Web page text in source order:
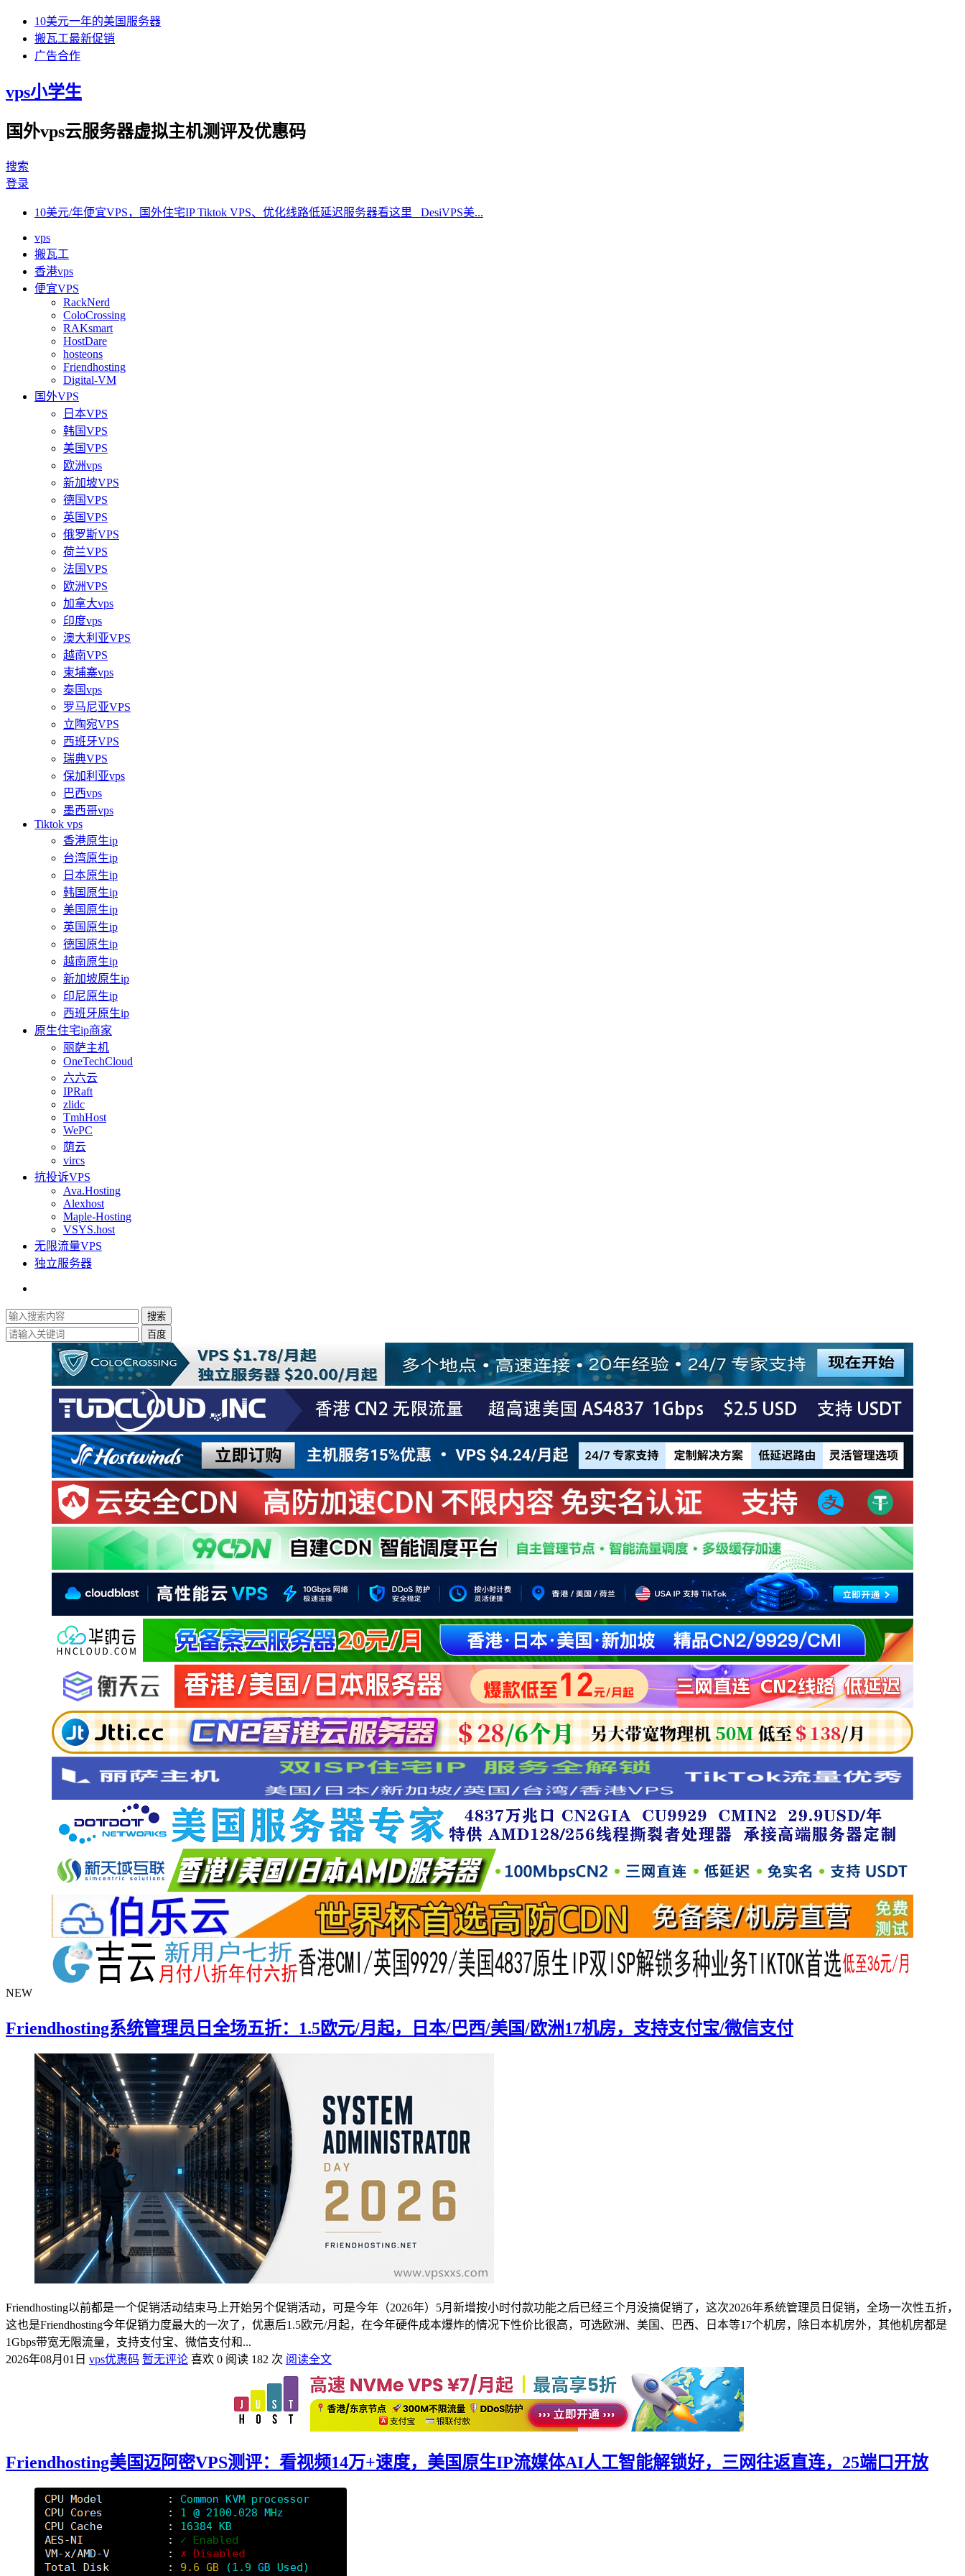
10美元一年的美国服务器
搬瓦工最新促销
广告合作
vps小学生
国外vps云服务器虚拟主机测评及优惠码
搜索
登录
10美元/年便宜VPS，国外住宅IP Tiktok VPS、优化线路低延迟服务器看这里 DesiVPS美...
vps
搬瓦工
香港vps
便宜VPS
RackNerd
ColoCrossing
RAKsmart
HostDare
hosteons
Friendhosting
Digital-VM
国外VPS
日本VPS
韩国VPS
美国VPS
欧洲vps
新加坡VPS
德国VPS
英国VPS
俄罗斯VPS
荷兰VPS
法国VPS
欧洲VPS
加拿大vps
印度vps
澳大利亚VPS
越南VPS
柬埔寨vps
泰国vps
罗马尼亚VPS
立陶宛VPS
西班牙VPS
瑞典VPS
保加利亚vps
巴西vps
墨西哥vps
Tiktok vps
香港原生ip
台湾原生ip
日本原生ip
韩国原生ip
美国原生ip
英国原生ip
德国原生ip
越南原生ip
新加坡原生ip
印尼原生ip
西班牙原生ip
原生住宅ip商家
丽萨主机
OneTechCloud
六六云
IPRaft
zlidc
TmhHost
WePC
荫云
vircs
抗投诉VPS
Ava.Hosting
Alexhost
Maple-Hosting
VSYS.host
无限流量VPS
独立服务器
NEW
Friendhosting系统管理员日全场五折：1.5欧元/月起，日本/巴西/美国/欧洲17机房，支持支付宝/微信支付
Friendhosting以前都是一个促销活动结束马上开始另个促销活动，可是今年（2026年）5月新增按小时付款功能之后已经三个月没搞促销了，这次2026年系统管理员日促销，全场一次性五折，
这也是Friendhosting今年促销力度最大的一次了，优惠后1.5欧元/月起，在今年硬件成本爆炸的情况下性价比很高，可选欧洲、美国、巴西、日本等17个机房，除日本机房外，其他机房都是
1Gbps带宽无限流量，支持支付宝、微信支付和...
2026年08月01日 vps优惠码 暂无评论 喜欢 0 阅读 182 次 阅读全文
Friendhosting美国迈阿密VPS测评：看视频14万+速度，美国原生IP流媒体AI人工智能解锁好，三网往返直连，25端口开放